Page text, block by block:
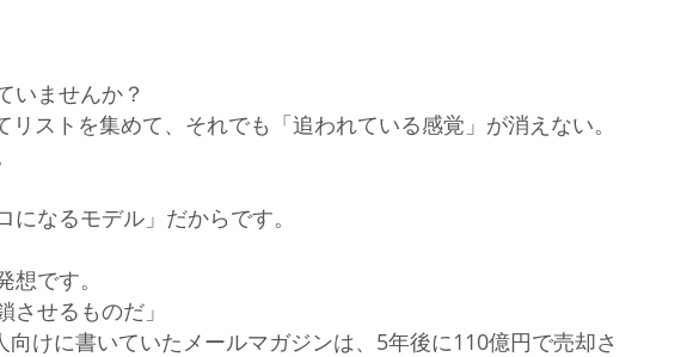
いませんか？
ストを集めて、それでも「追われている感覚」が消えない。
なるモデル」だからです。
です。
させるものだ」
けに書いていたメールマガジンは、5年後に110億円で売却さ